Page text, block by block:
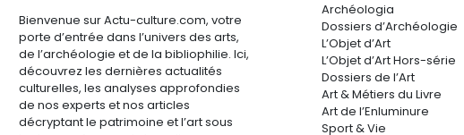
Bienvenue sur Actu-culture.com, votre
porte d’entrée dans l’univers des arts,
de l’archéologie et de la bibliophilie. Ici,
découvrez les dernières actualités
culturelles, les analyses approfondies
de nos experts et nos articles
décryptant le patrimoine et l’art sous
Archéologia
Dossiers d’Archéologie
L’Objet d’Art
L’Objet d’Art Hors-série
Dossiers de l’Art
Art & Métiers du Livre
Art de l’Enluminure
Sport & Vie